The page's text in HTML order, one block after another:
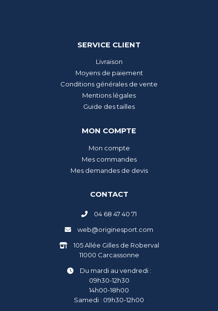
SERVICE CLIENT
Livraison
Moyens de paiement
Conditions générales de vente
Mentions légales
Guide des tailles
MON COMPTE
Mon compte
Mes commandes
Mes demandes de devis
CONTACT
04 68 47 40 71
web@originesport.com
105 Allée Gilles de Roberval
11000 Carcassonne
Du mardi au vendredi :
09h30-12h30
14h00-18h00
Samedi : 09h30-12h00